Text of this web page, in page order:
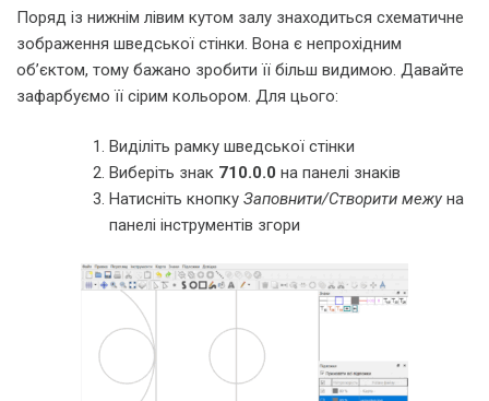
Поряд із нижнім лівим кутом залу знаходиться схематичне
зображення шведської стінки. Вона є непрохідним
об’єктом, тому бажано зробити її більш видимою. Давайте
зафарбуємо її сірим кольором. Для цього:
Виділіть рамку шведської стінки
Виберіть знак 710.0.0 на панелі знаків
Натисніть кнопку Заповнити/Створити межуна
панелі інструментів згори